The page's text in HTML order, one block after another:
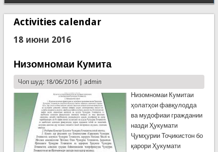
Activities calendar
18 июни 2016
Низомномаи Кумита
Чоп шуд: 18/06/2016 | admin
Низомномаи Кумитаи
ҳолатҳои фавқулодда
ва мудофиаи граждании
назди Ҳукумати
Ҷумҳурии Тоҷикистон бо
қарори Ҳукумати